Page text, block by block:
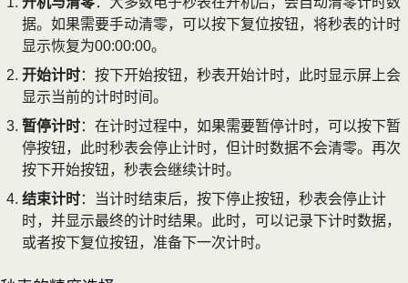
据。如果需要手动清零，可以按下复位按钮，将秒表的计时
显示恢复为00:00:00。
开始计时：按下开始按钮，秒表开始计时，此时显示屏上会
显示当前的计时时间。
暂停计时：在计时过程中，如果需要暂停计时，可以按下暂
停按钮，此时秒表会停止计时，但计时数据不会清零。再次
按下开始按钮，秒表会继续计时。
结束计时：当计时结束后，按下停止按钮，秒表会停止计
时，并显示最终的计时结果。此时，可以记录下计时数据，
或者按下复位按钮，准备下一次计时。